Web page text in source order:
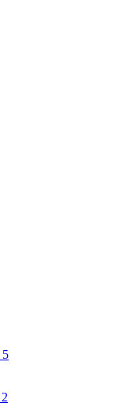
5
2